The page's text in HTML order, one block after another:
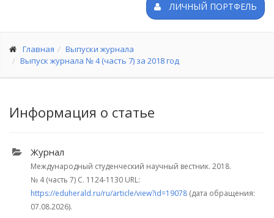
ЛИЧНЫЙ ПОРТФЕЛЬ
Главная
Выпуски журнала
Выпуск журнала № 4 (часть 7) за 2018 год
Информация о статье
Журнал
Международный студенческий научный вестник. 2018.
№ 4 (часть 7) С. 1124-1130 URL:
https://eduherald.ru/ru/article/view?id=19078 (дата обращения:
07.08.2026).